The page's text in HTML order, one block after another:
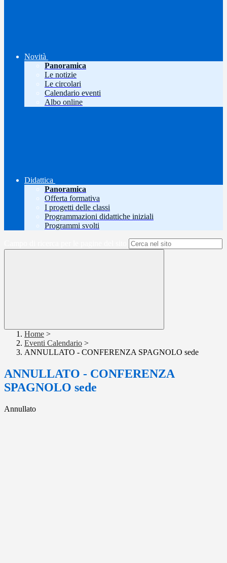
Novità
Panoramica
Le notizie
Le circolari
Calendario eventi
Albo online
Didattica
Panoramica
Offerta formativa
I progetti delle classi
Programmazioni didattiche iniziali
Programmi svolti
Home >
Eventi Calendario >
ANNULLATO - CONFERENZA SPAGNOLO sede
ANNULLATO - CONFERENZA
SPAGNOLO sede
Annullato